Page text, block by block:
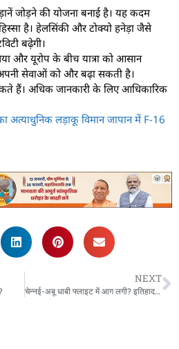
जोड़ने की योजना बनाई है। यह कदम
है। हेलसिंकी और टोक्यो हनेड़ा जैसे
बढ़ेगी।
और यूरोप के बीच यात्रा को आसान
सेवाओं को और बढ़ा सकती है।
हैं। अधिक जानकारी के लिए आधिकारिक
अत्याधुनिक लड़ाकू विमान जापान में F-16
NEXT
चेन्नई-अबू धाबी फ्लाइट में आग लगी? इतिहाद का इनकार